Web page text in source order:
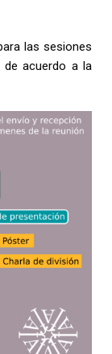
las sesiones
acuerdo a la